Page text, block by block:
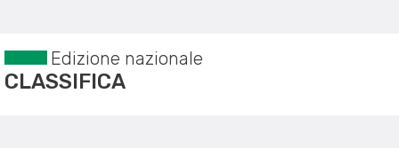
Edizione nazionale
CLASSIFICA